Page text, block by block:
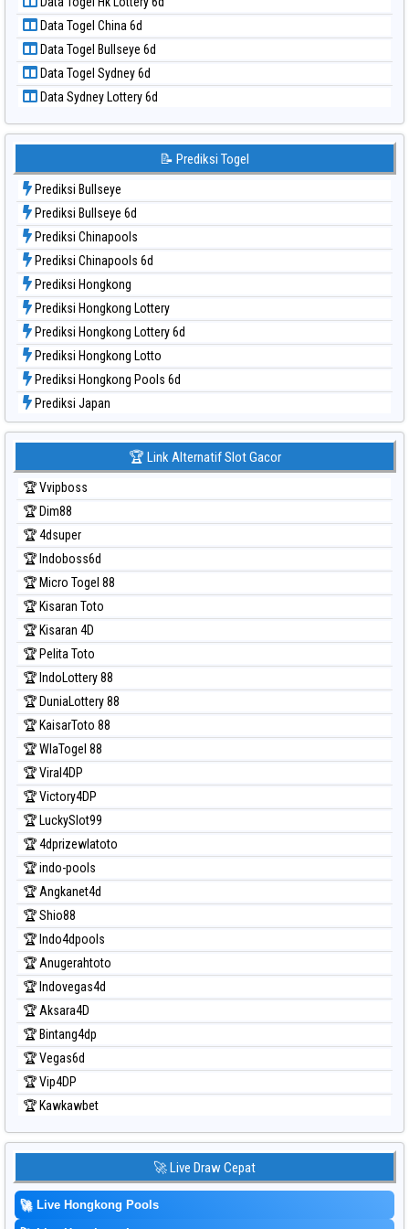
Data Togel North Carolina Day
Data Togel Pcso
Data Togel Sao Paulo
Data Togel Singapore
Data Togel Sydney
Data Togel Sydney Lottery
Data Togel Sydney Lottery 6d
Data Togel Sydney Lotto
Data Togel Sydney Pools 6d
Data Togel Taipei
Data Togel Taiwan
Data Togel China 6d
Data Togel Bullseye 6d
Data Togel Sydney 6d
Data Sydney Lottery 6d
📝 Prediksi Togel
Prediksi Bullseye
Prediksi Bullseye 6d
Prediksi Chinapools
Prediksi Chinapools 6d
Prediksi Hongkong
Prediksi Hongkong Lottery
Prediksi Hongkong Lottery 6d
Prediksi Hongkong Lotto
Prediksi Hongkong Pools 6d
Prediksi Japan
Prediksi Japan 6d
Prediksi Kuda Lari
Prediksi Magnum Cambodia
Prediksi Nagoya
Prediksi North Carolina Day
Prediksi Pcso
Prediksi Sao Paulo
Prediksi Singapore
Prediksi Sydney
Prediksi Sydney Lottery
Prediksi Sydney Lottery 6d
Prediksi Sydney Lotto
Prediksi Sydney Pools 6d
Prediksi Taipei
Prediksi Taiwan
🏆 Link Alternatif Slot Gacor
🏆 Vvipboss
🏆 Dim88
🏆 4dsuper
🏆 Indoboss6d
🏆 Micro Togel 88
🏆 Kisaran Toto
🏆 Kisaran 4D
🏆 Pelita Toto
🏆 IndoLottery 88
🏆 DuniaLottery 88
🏆 KaisarToto 88
🏆 WlaTogel 88
🏆 Viral4DP
🏆 Victory4DP
🏆 LuckySlot99
🏆 4dprizewlatoto
🏆 indo-pools
🏆 Angkanet4d
🏆 Shio88
🏆 Indo4dpools
🏆 Anugerahtoto
🏆 Indovegas4d
🏆 Aksara4D
🏆 Bintang4dp
🏆 Vegas6d
🏆 Vip4DP
🏆 Kawkawbet
🚀 Live Draw Cepat
🚀 Live Hongkong Pools